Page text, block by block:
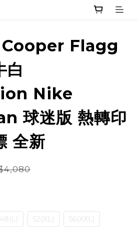
Cooper Flagg
白
Nike
球迷版 熱轉印
全新
48(L) 52(XL) 56(XXL)